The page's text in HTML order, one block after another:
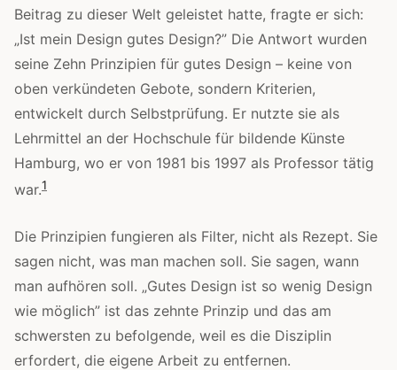
Beitrag zu dieser Welt geleistet hatte, fragte er sich:
„Ist mein Design gutes Design?” Die Antwort wurden
seine Zehn Prinzipien für gutes Design – keine von
oben verkündeten Gebote, sondern Kriterien,
entwickelt durch Selbstprüfung. Er nutzte sie als
Lehrmittel an der Hochschule für bildende Künste
Hamburg, wo er von 1981 bis 1997 als Professor tätig
war.1
Die Prinzipien fungieren als Filter, nicht als Rezept. Sie
sagen nicht, was man machen soll. Sie sagen, wann
man aufhören soll. „Gutes Design ist so wenig Design
wie möglich” ist das zehnte Prinzip und das am
schwersten zu befolgende, weil es die Disziplin
erfordert, die eigene Arbeit zu entfernen.